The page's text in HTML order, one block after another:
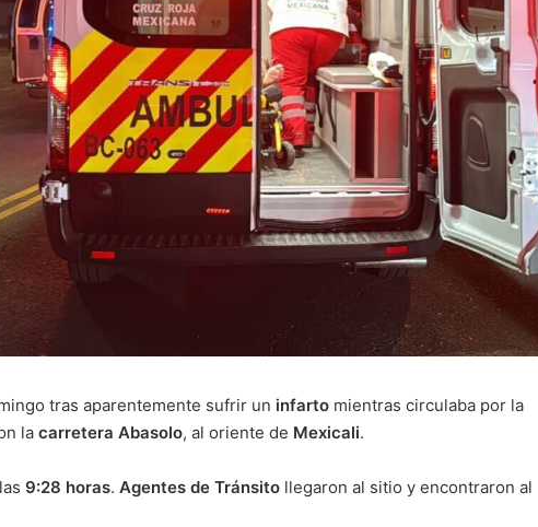
tras aparentemente sufrir un infarto mientras circulaba por la
la carretera Abasolo, al oriente de Mexicali.
9:28 horas. Agentes de Tránsito llegaron al sitio y encontraron al